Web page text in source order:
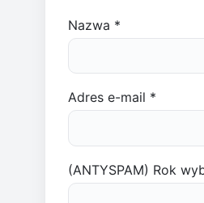
Nazwa *
Adres e-mail *
(ANTYSPAM) Rok